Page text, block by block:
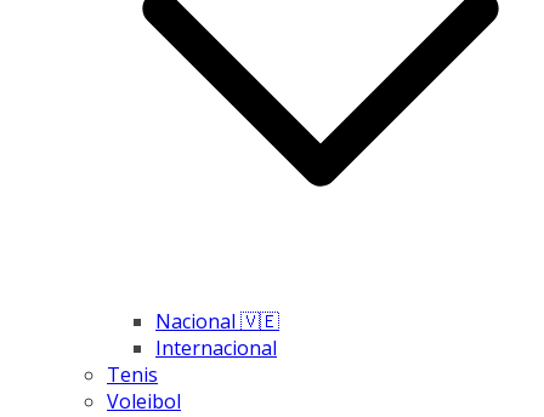
Nacional 🇻🇪
Internacional
Tenis
Voleibol